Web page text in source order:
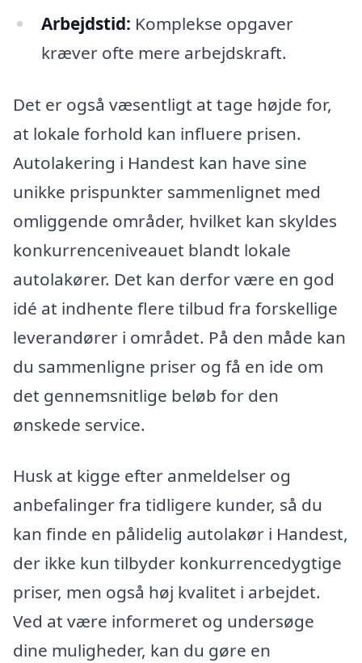
Arbejdstid: Komplekse opgaver
kræver ofte mere arbejdskraft.
Det er også væsentligt at tage højde for,
at lokale forhold kan influere prisen.
Autolakering i Handest kan have sine
unikke prispunkter sammenlignet med
omliggende områder, hvilket kan skyldes
konkurrenceniveauet blandt lokale
autolakører. Det kan derfor være en god
idé at indhente flere tilbud fra forskellige
leverandører i området. På den måde kan
du sammenligne priser og få en ide om
det gennemsnitlige beløb for den
ønskede service.
Husk at kigge efter anmeldelser og
anbefalinger fra tidligere kunder, så du
kan finde en pålidelig autolakør i Handest,
der ikke kun tilbyder konkurrencedygtige
priser, men også høj kvalitet i arbejdet.
Ved at være informeret og undersøge
dine muligheder, kan du gøre en